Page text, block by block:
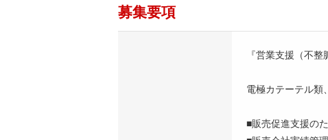
募集要項
『営業支援（不
電極カテーテル類
■販売促進支援の